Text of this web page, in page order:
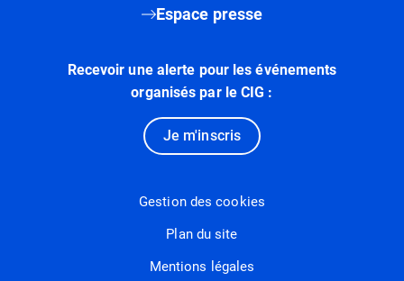
Espace presse
Recevoir une alerte pour les événements
organisés par le CIG :
Je m'inscris
Gestion des cookies
Plan du site
Mentions légales